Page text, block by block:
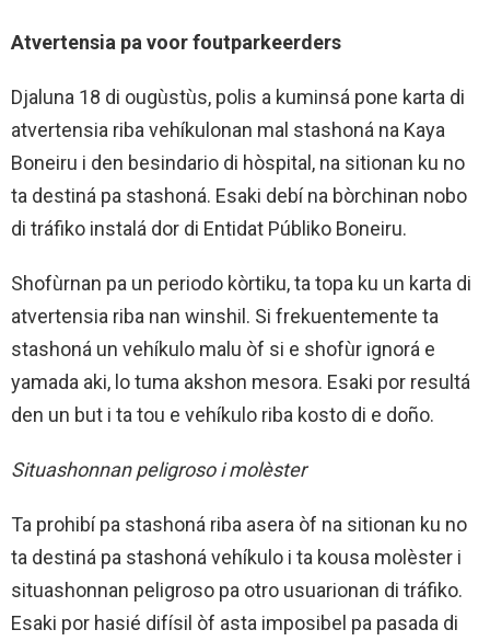
Atvertensia pa voor foutparkeerders
Djaluna 18 di ougùstùs, polis a kuminsá pone karta di
atvertensia riba vehíkulonan mal stashoná na Kaya
Boneiru i den besindario di hòspital, na sitionan ku no
ta destiná pa stashoná. Esaki debí na bòrchinan nobo
di tráfiko instalá dor di Entidat Públiko Boneiru.
Shofùrnan pa un periodo kòrtiku, ta topa ku un karta di
atvertensia riba nan winshil. Si frekuentemente ta
stashoná un vehíkulo malu òf si e shofùr ignorá e
yamada aki, lo tuma akshon mesora. Esaki por resultá
den un but i ta tou e vehíkulo riba kosto di e doño.
Situashonnan peligroso i molèster
Ta prohibí pa stashoná riba asera òf na sitionan ku no
ta destiná pa stashoná vehíkulo i ta kousa molèster i
situashonnan peligroso pa otro usuarionan di tráfiko.
Esaki por hasié difísil òf asta imposibel pa pasada di